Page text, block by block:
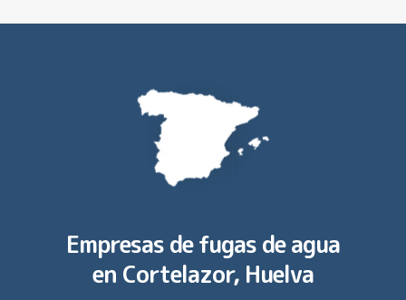
Empresas de fugas de agua
en Cortelazor, Huelva